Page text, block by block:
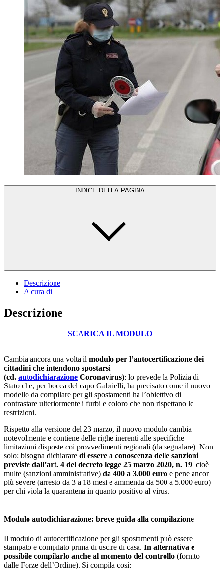
INDICE DELLA PAGINA
Descrizione
A cura di
Descrizione
SCARICA IL MODULO
Cambia ancora una volta il modulo per l’autocertificazione dei
cittadini che intendono spostarsi
(cd. autodichiarazione Coronavirus): lo prevede la Polizia di
Stato che, per bocca del capo Gabrielli, ha precisato come il nuovo
modello da compilare per gli spostamenti ha l’obiettivo di
contrastare ulteriormente i furbi e coloro che non rispettano le
restrizioni.
Rispetto alla versione del 23 marzo, il nuovo modulo cambia
notevolmente e contiene delle righe inerenti alle specifiche
limitazioni disposte coi provvedimenti regionali (da segnalare). Non
solo: bisogna dichiarare di essere a conoscenza delle sanzioni
previste dall’art. 4 del decreto legge 25 marzo 2020, n. 19, cioè
multe (sanzioni amministrative) da 400 a 3.000 euro e pene ancor
più severe (arresto da 3 a 18 mesi e ammenda da 500 a 5.000 euro)
per chi viola la quarantena in quanto positivo al virus.
Modulo autodichiarazione: breve guida alla compilazione
Il modulo di autocertificazione per gli spostamenti può essere
stampato e compilato prima di uscire di casa. In alternativa è
possibile compilarlo anche al momento del controllo (fornito
dalle Forze dell’Ordine). Si compila così: